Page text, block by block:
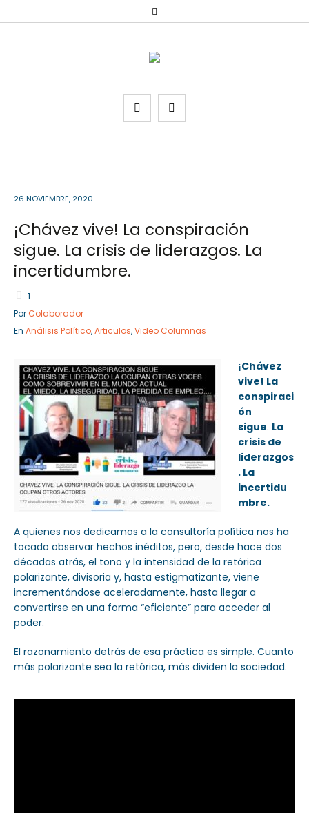
Sector Público
Servicios
Empresa Privada
Servicios
26 NOVIEMBRE, 2020
¡Chávez vive! La conspiración
sigue. La crisis de liderazgos. La
incertidumbre.
1
Por Colaborador
En Análisis Político,Articulos,Video Columnas
¡Chávez
vive! La
conspiraci
ón
sigue. La
crisis de
liderazgos
. La
incertidu
mbre.
A quienes nos dedicamos a la consultoría política nos ha
tocado observar hechos inéditos, pero, desde hace dos
décadas atrás, el tono y la intensidad de la retórica
polarizante, divisoria y, hasta estigmatizante, viene
incrementándose aceleradamente, hasta llegar a
convertirse en una forma “eficiente” para acceder al
poder.
El razonamiento detrás de esa práctica es simple. Cuanto
más polarizante sea la retórica, más dividen la sociedad.